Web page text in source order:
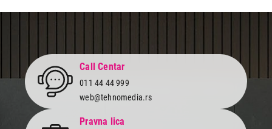
vrhunskih zvučnika kao i kvalitetnih fotoaparata za snimanje
Gledaj svoje omiljene filmove, serije i sportske događaje sa
neverovatnim realizmom i osećajem da si deo svake scene.
Ponesi svoj fotoaparat svuda sa sobom i zabeleži svaku
nezaboravnu uspomenu. Snimaj važne događaje, putovanja i
posebne trenutke našim kamerama sa kristalno jasnim detaljima i
profesionalnim efektima.
Call Centar
011 44 44 999
web@tehnomedia.rs
Pravna lica